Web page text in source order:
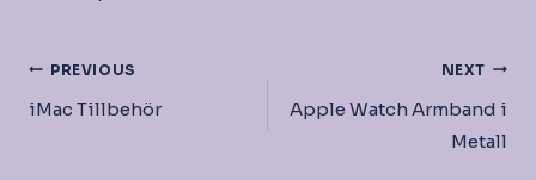
Inläggsnavigering
PREVIOUS
iMac Tillbehör
NEXT
Apple Watch Armband i
Metall